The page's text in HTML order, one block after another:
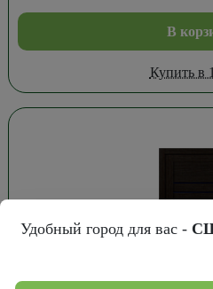
В
Купить в
Удобный город для вас -